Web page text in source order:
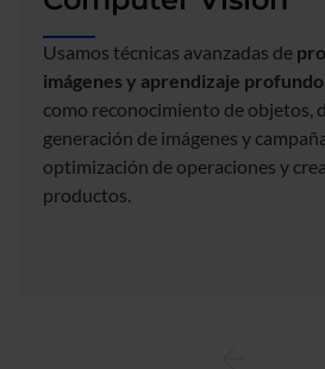
Usamos técnicas avanzadas de
imágenes y aprendizaje profundo
como reconocimiento de objetos,
generación de imágenes y
optimización de operaciones y
productos.